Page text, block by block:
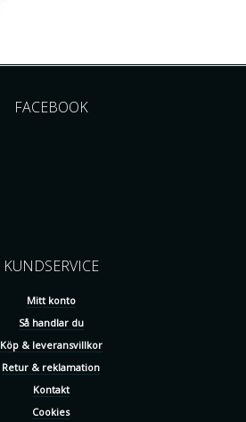
FACEBOOK
KUNDSERVICE
Mitt konto
Så handlar du
Köp & leveransvillkor
Retur & reklamation
Kontakt
Cookies